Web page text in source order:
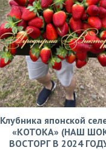
Клубника японской
«КОТОКА» (НАШ
ВОСТОРГ В 2024